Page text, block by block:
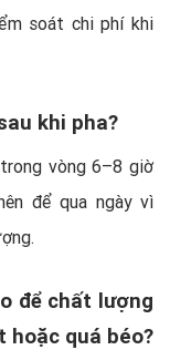
soát chi phí khi
khi pha?
vòng 6–8 giờ
để qua ngày vì
để chất lượng
hoặc quá béo?